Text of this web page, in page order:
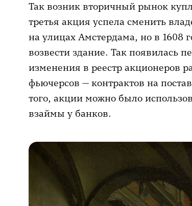
Так возник вторичный рынок
третья акция успела сменить
на улицах Амстердама, но в 1608
возвести здание. Так появилась
изменения в реестр акционеров
фьючерсов — контрактов на
того, акции можно было
взаймы у банков.